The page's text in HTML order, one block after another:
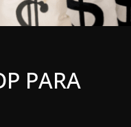
PARA
OPINIÓN
7 agosto, 2026